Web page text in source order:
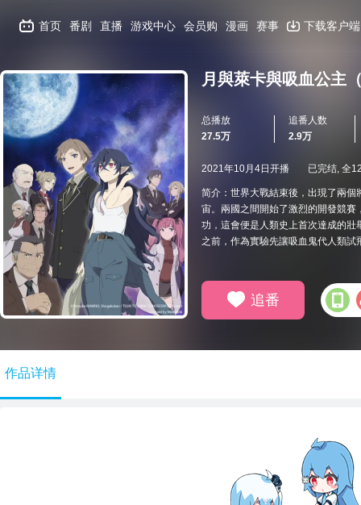
首页 番剧 直播 游戏中心 会员购 漫画 赛事 下载客户端
月與萊卡與吸血公主
总播放
27.5万
追番人数
2.9万
2021年10月4日开播 已完结, 全
简介：世界大戰結束後，出現了兩
宙。兩國之間開始了激烈的開發競
功，這會便是人類史上首次達成的
之前，作為實驗先讓吸血鬼代人類
追番
作品详情